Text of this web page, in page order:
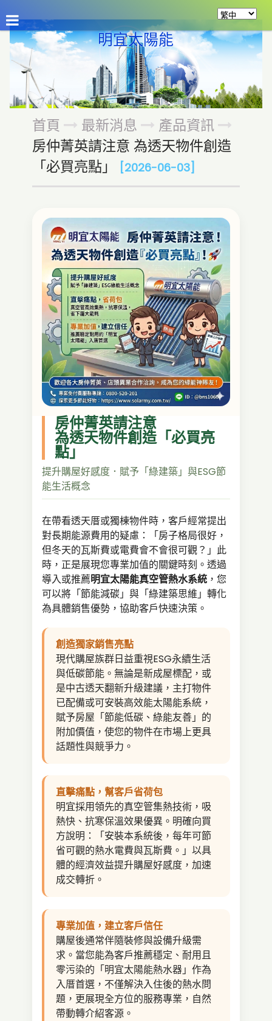
明宜太陽能
公司介紹 商品介紹 資源分享
首頁 最新消息
產品資訊
房仲菁英請注意 為透天物件創造
「必買亮點」
[2026-06-03]
房仲菁英請注意
為透天物件創造「必買亮
點」
提升購屋好感度．賦予「綠建築」與ESG節
能生活概念
在帶看透天厝或獨棟物件時，客戶經常提出
對長期能源費用的疑慮：「房子格局很好，
但冬天的瓦斯費或電費會不會很可觀？」此
時，正是展現您專業加值的關鍵時刻。透過
導入或推薦明宜太陽能真空管熱水系統，您
可以將「節能減碳」與「綠建築思維」轉化
為具體銷售優勢，協助客戶快速決策。
創造獨家銷售亮點
現代購屋族群日益重視ESG永續生活
與低碳節能。無論是新成屋標配，或
是中古透天翻新升級建議，主打物件
已配備或可安裝高效能太陽能系統，
賦予房屋「節能低碳、綠能友善」的
附加價值，使您的物件在市場上更具
話題性與競爭力。
直擊痛點，幫客戶省荷包
明宜採用領先的真空管集熱技術，吸
熱快、抗寒保溫效果優異。明確向買
方說明：「安裝本系統後，每年可節
省可觀的熱水電費與瓦斯費。」以具
體的經濟效益提升購屋好感度，加速
成交轉折。
專業加值，建立客戶信任
購屋後通常伴隨裝修與設備升級需
求。當您能為客戶推薦穩定、耐用且
零污染的「明宜太陽能熱水器」作為
入厝首選，不僅解決入住後的熱水問
題，更展現全方位的服務專業，自然
帶動轉介紹客源。